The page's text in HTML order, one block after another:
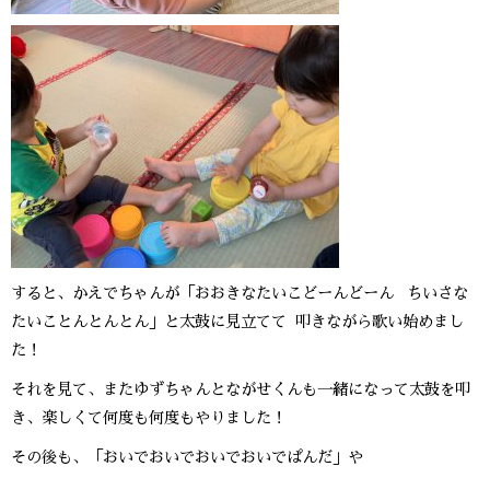
すると、かえでちゃんが「おおきなたいこどーんどーん ちいさな
たいことんとんとん」と太鼓に見立てて 叩きながら歌い始めまし
た！
それを見て、またゆずちゃんとながせくんも一緒になって太鼓を叩
き、楽しくて何度も何度もやりました！
その後も、「おいでおいでおいでおいでぱんだ」や